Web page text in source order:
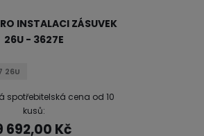
INSTALACI ZÁSUVEK
26U - 3627E
26U
spotřebitelská cena od 10
kusů:
692,00 Kč